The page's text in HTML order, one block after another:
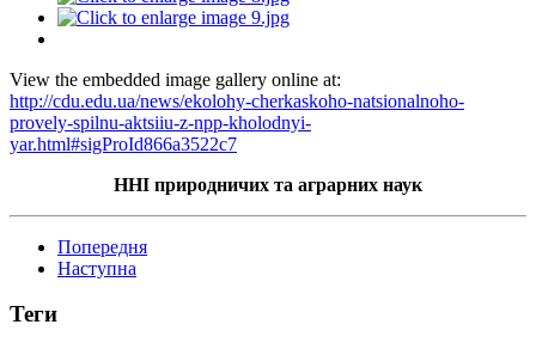
View the embedded image gallery online at:
http://cdu.edu.ua/news/ekolohy-cherkaskoho-natsionalnoho-
provely-spilnu-aktsiiu-z-npp-kholodnyi-
yar.html#sigProId866a3522c7
ННІ природничих та аграрних наук
Попередня
Наступна
Теги